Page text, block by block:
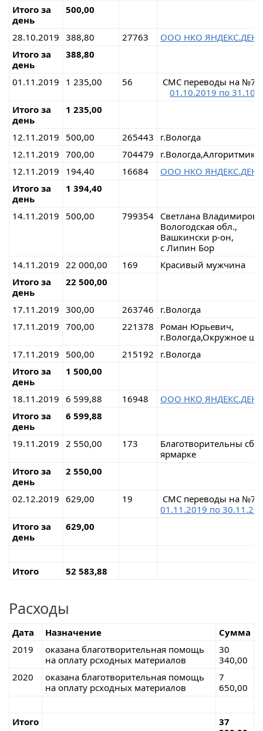
Итого за
день
500,00
28.10.2019 388,80 27763
ООО НКО
Итого за
день
388,80
01.11.2019 1 235,00 56
СМС переводы на
01.10.2019 по
Итого за
день
1 235,00
12.11.2019 500,00 265443
г.Вологда
12.11.2019 700,00 704479
г.Вологда,Алгоритмика
12.11.2019
194,40 16684
ООО НКО
Итого за
день
1 394,40
14.11.2019 500,00 799354
Светлана
Вологодская обл.,
Вашкински р-
с Липин Бор
14.11.2019 22 000,00 169
Красивый мужчина
Итого за
день
22 500,00
17.11.2019 300,00 263746
г.Вологда
17.11.2019 700,00 221378
Роман Юрьевич,
г.Вологда,Окружное
17.11.2019
500,00 215192
г.Вологда
Итого за
день
1 500,00
18.11.2019 6 599,88 16948
ООО НКО
Итого за
день
6 599,88
19.11.2019 2 550,00 173
Благотворительны
ярмарке
Итого за
день
2 550,00
02.12.2019 629,00 19
СМС переводы на
01.11.2019 по
Итого за
день
629,00
Итого 52 583,88
Расходы
Дата Назначение
Сумма
2019
оказана благотворительная помощь
на оплату рсходных материалов
30
340,00
2020
оказана благотворительная помощь
на оплату рсходных материалов
7
650,00
Итого
37